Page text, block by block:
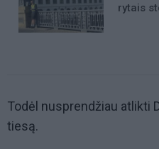
rytais
Todėl nusprendžiau atlikti
tiesą.